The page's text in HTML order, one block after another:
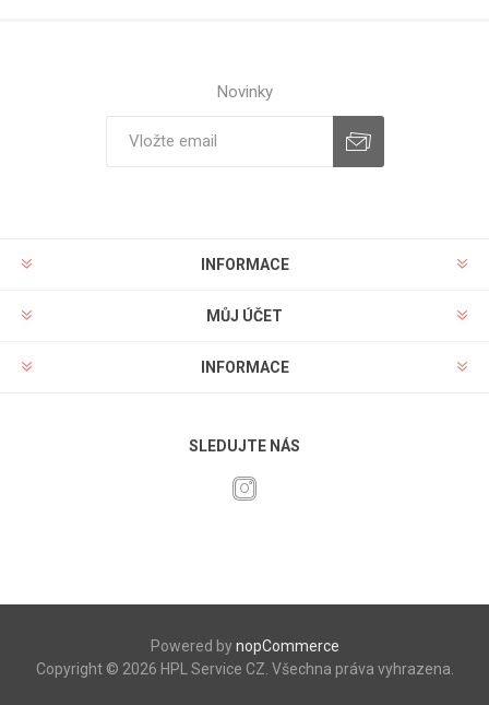
Novinky
INFORMACE
MŮJ ÚČET
INFORMACE
SLEDUJTE NÁS
Powered bynopCommerce
Copyright © 2026 HPL Service CZ. Všechna práva vyhrazena.